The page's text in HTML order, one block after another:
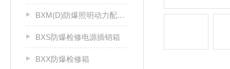
BXM(D)防爆照明动力配电箱
BXS防爆检修电源插销箱
BXX防爆检修箱